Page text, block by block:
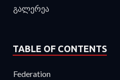
გალერეა
TABLE OF CONTENTS
Federation